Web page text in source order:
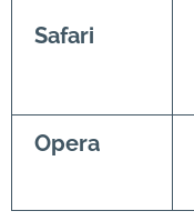
Safari
Opera